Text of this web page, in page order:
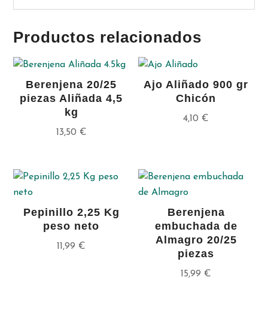
Productos relacionados
Berenjena 20/25
piezas Aliñada 4,5
kg
13,50 €
Ajo Aliñado 900 gr
Chicón
4,10€
Pepinillo 2,25 Kg
peso neto
11,99€
Berenjena
embuchada de
Almagro 20/25
piezas
15,99€